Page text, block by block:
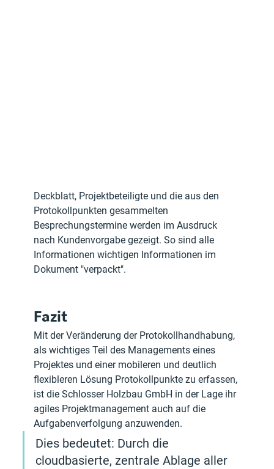
Deckblatt, Projektbeteiligte und die aus den
Protokollpunkten gesammelten
Besprechungstermine werden im Ausdruck
nach Kundenvorgabe gezeigt. So sind alle
Informationen wichtigen Informationen im
Dokument "verpackt".
Fazit
Mit der Veränderung der Protokollhandhabung,
als wichtiges Teil des Managements eines
Projektes und einer mobileren und deutlich
flexibleren Lösung Protokollpunkte zu erfassen,
ist die Schlosser Holzbau GmbH in der Lage ihr
agiles Projektmanagement auch auf die
Aufgabenverfolgung anzuwenden.
Dies bedeutet: Durch die
cloudbasierte, zentrale Ablage aller